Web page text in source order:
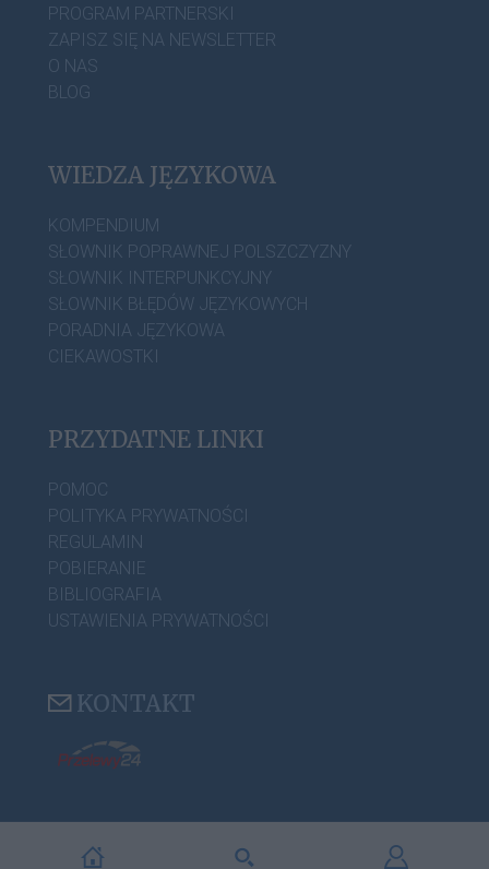
PROGRAM PARTNERSKI
ZAPISZ SIĘ NA NEWSLETTER
O NAS
BLOG
WIEDZA JĘZYKOWA
KOMPENDIUM
SŁOWNIK POPRAWNEJ POLSZCZYZNY
SŁOWNIK INTERPUNKCYJNY
SŁOWNIK BŁĘDÓW JĘZYKOWYCH
PORADNIA JĘZYKOWA
CIEKAWOSTKI
PRZYDATNE LINKI
POMOC
POLITYKA PRYWATNOŚCI
REGULAMIN
POBIERANIE
BIBLIOGRAFIA
USTAWIENIA PRYWATNOŚCI
KONTAKT